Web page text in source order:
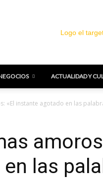
Target
ACTUALIDAD Y
«El instante agotado en las
las